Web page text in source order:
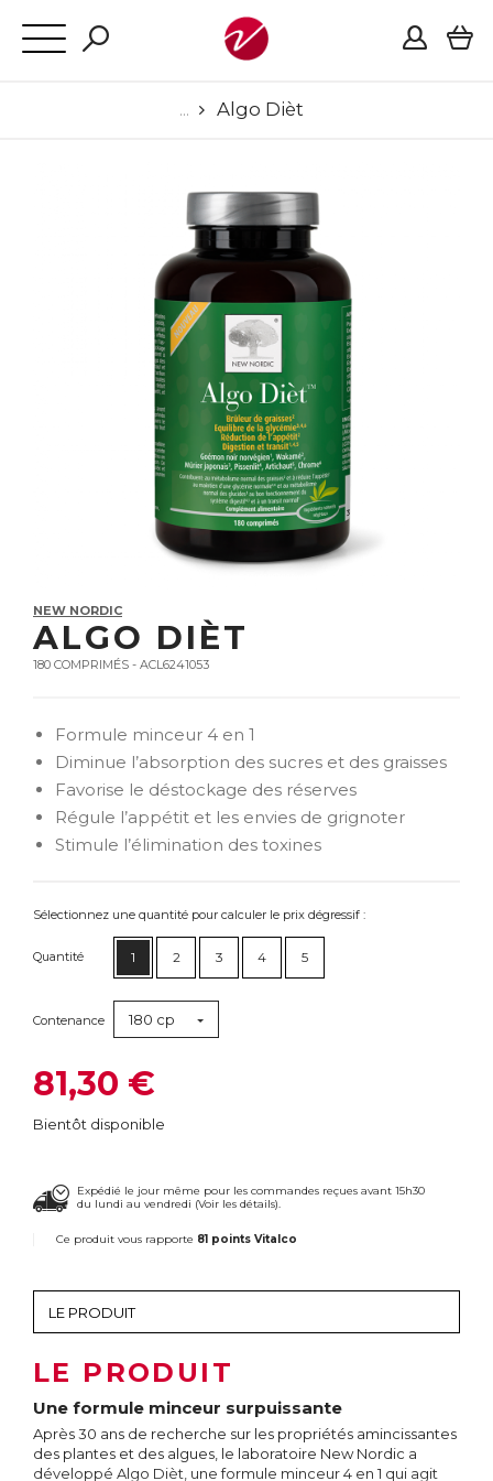
Algo Dièt
NEW NORDIC
ALGO DIÈT
180 COMPRIMÉS - ACL6241053
Formule minceur 4 en 1
Diminue l’absorption des sucres et des graisses
Favorise le déstockage des réserves
Régule l’appétit et les envies de grignoter
Stimule l’élimination des toxines
Sélectionnez une quantité pour calculer le prix dégressif :
Quantité 1 2 3 4 5
Contenance 180 cp
81,30 €
Bientôt disponible
Expédié le jour même pour les commandes reçues avant 15h30
du lundi au vendredi (Voir les détails).
Ce produit vous rapporte 81 points Vitalco
LE PRODUIT
Une formule minceur surpuissante
Après 30 ans de recherche sur les propriétés amincissantes
des plantes et des algues, le laboratoire New Nordic a
développé Algo Dièt, une formule minceur 4 en 1 qui agit